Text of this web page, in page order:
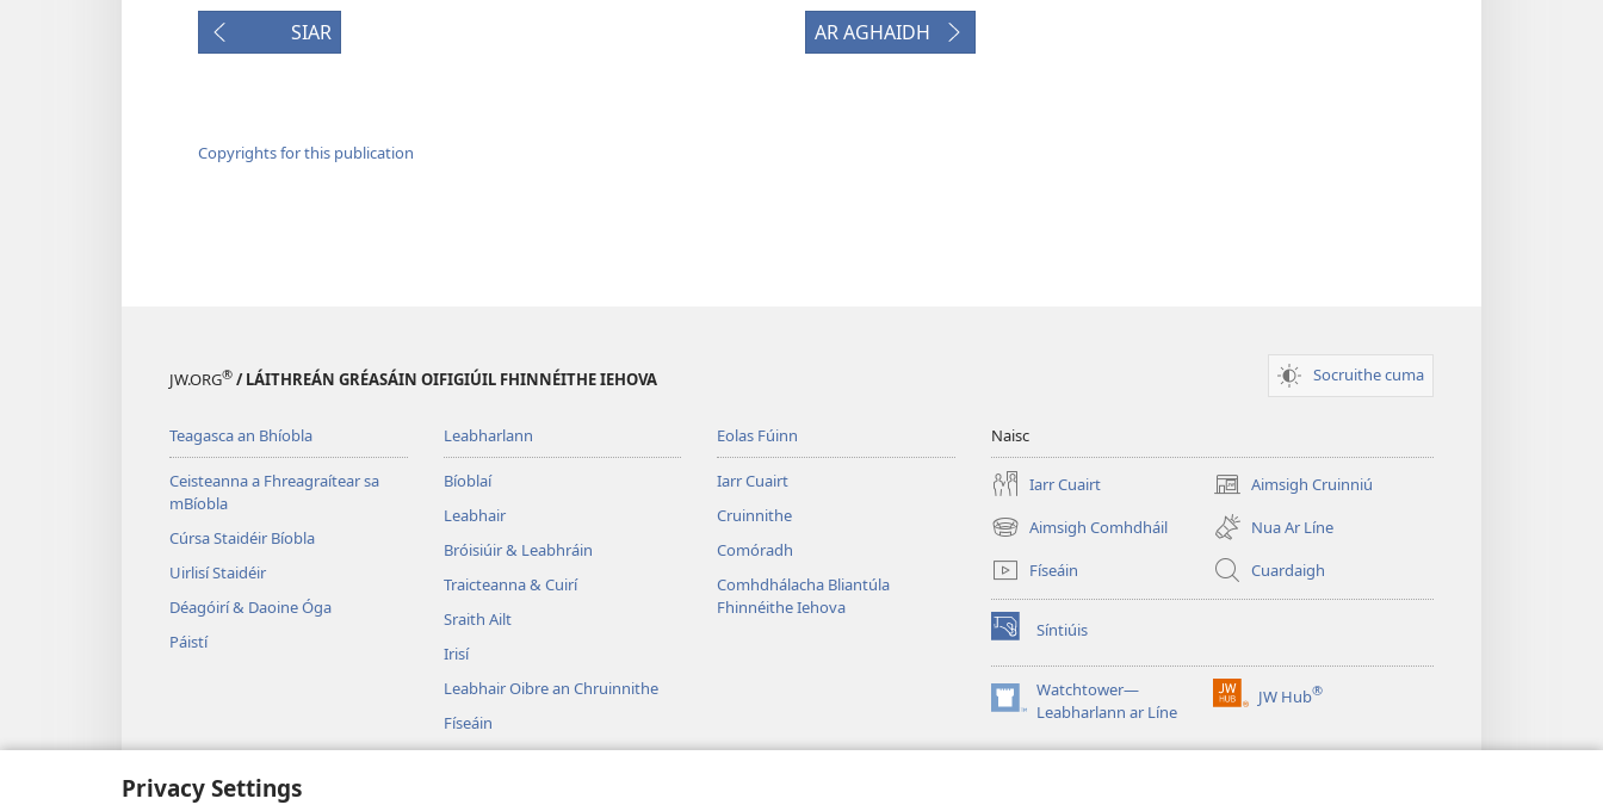
Privacy Settings
SIAR AR AGHAIDH
Copyrights for this publication
JW.ORG® / LÁITHREÁN GRÉASÁIN OIFIGIÚIL FHINNÉITHE IEHOVA Socruithe cuma
Teagasca an Bhíobla
Ceisteanna a Fhreagraítear sa
mBíobla
Cúrsa Staidéir Bíobla
Uirlisí Staidéir
Déagóirí & Daoine Óga
Páistí
Leabharlann
Bíoblaí
Leabhair
Bróisiúir & Leabhráin
Traicteanna & Cuirí
Sraith Ailt
Irisí
Leabhair Oibre an Chruinnithe
Físeáin
Ceol
Eolas Fúinn
Iarr Cuairt
Cruinnithe
Comóradh
Comhdhálacha Bliantúla
Fhinnéithe Iehova
Naisc
Iarr Cuairt Aimsigh Cruinniú
(opens
new
window)
Aimsigh Comhdháil
(opens
new
window)
Nua Ar Líne
Físeáin
Cuardaigh
Síntiúis
(opens
new
window)Watchtower—
Leabharlann ar Líne
(opens
window)
JW Hub®
(opens
window)